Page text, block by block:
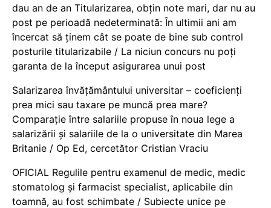
dau an de an Titularizarea, obțin note mari, dar nu au
post pe perioadă nedeterminată: În ultimii ani am
încercat să ținem cât se poate de bine sub control
posturile titularizabile / La niciun concurs nu poți
garanta de la început asigurarea unui post
Salarizarea învățământului universitar – coeficienți
prea mici sau taxare pe muncă prea mare?
Comparație între salariile propuse în noua lege a
salarizării și salariile de la o universitate din Marea
Britanie / Op Ed, cercetător Cristian Vraciu
OFICIAL Regulile pentru examenul de medic, medic
stomatolog și farmacist specialist, aplicabile din
toamnă, au fost schimbate / Subiecte unice pe